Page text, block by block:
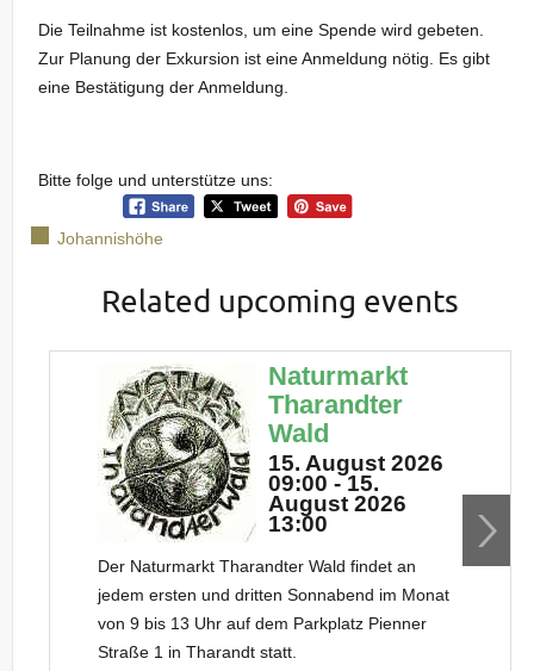
Die Teilnahme ist kostenlos, um eine Spende wird gebeten.
Zur Planung der Exkursion ist eine Anmeldung nötig. Es gibt
eine Bestätigung der Anmeldung.
Bitte folge und unterstütze uns:
Johannishöhe
Related upcoming events
Naturmarkt
Tharandter
Wald
15. August 2026
09:00 - 15.
August 2026
13:00
Der Naturmarkt Tharandter Wald findet an
jedem ersten und dritten Sonnabend im Monat
von 9 bis 13 Uhr auf dem Parkplatz Pienner
Straße 1 in Tharandt statt.